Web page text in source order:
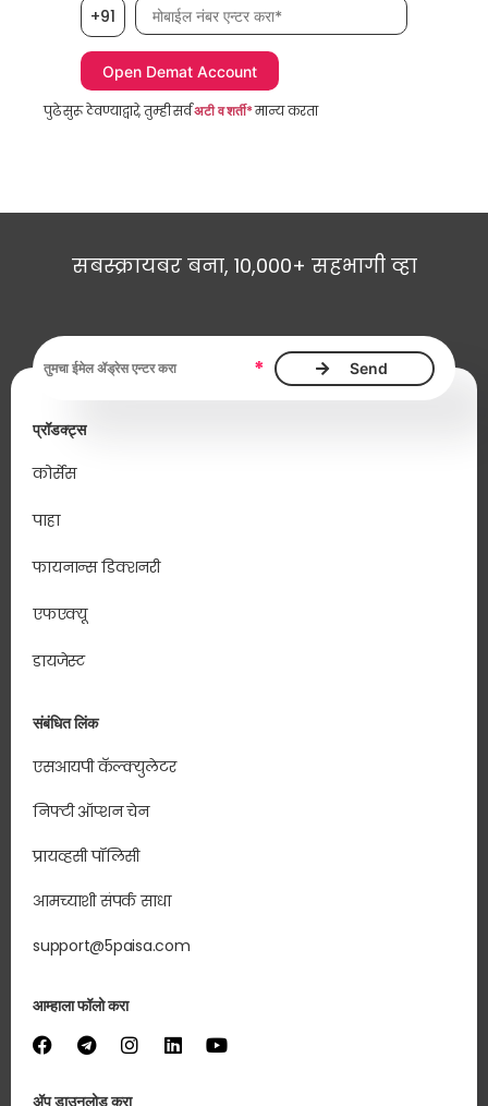
+91 मोबाईल नंबर, आवश्यक
पुढे सुरू ठेवण्याद्वारे, तुम्ही सर्वअटी व शर्ती*मान्य करता
सबस्क्रायबर बना, 10,000+ सहभागी व्हा
ईमेल ॲड्रेस, आवश्यक *
प्रॉडक्ट्स
कोर्सेस
पाहा
फायनान्स डिक्शनरी
एफएक्यू
डायजेस्ट
संबंधित लिंक
एसआयपी कॅल्क्युलेटर
निफ्टी ऑप्शन चेन
प्रायव्हसी पॉलिसी
आमच्याशी संपर्क साधा
support@5paisa.com
आम्हाला फॉलो करा
ॲप डाउनलोड करा